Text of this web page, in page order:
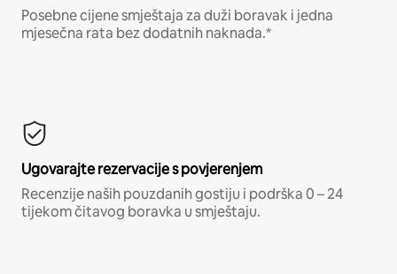
Posebne cijene smještaja za duži boravak i jedna
mjesečna rata bez dodatnih naknada.*
Ugovarajte rezervacije s povjerenjem
Recenzije naših pouzdanih gostiju i podrška 0 – 24
tijekom čitavog boravka u smještaju.